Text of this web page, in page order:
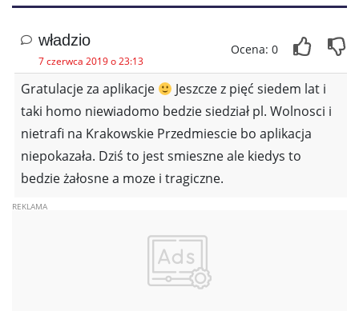
władzio
7 czerwca 2019 o 23:13
Ocena: 0
Gratulacje za aplikacje
Jeszcze z pięć siedem lat i
taki homo niewiadomo bedzie siedział pl. Wolnosci i
nietrafi na Krakowskie Przedmiescie bo aplikacja
niepokazała. Dziś to jest smieszne ale kiedys to
bedzie żałosne a moze i tragiczne.